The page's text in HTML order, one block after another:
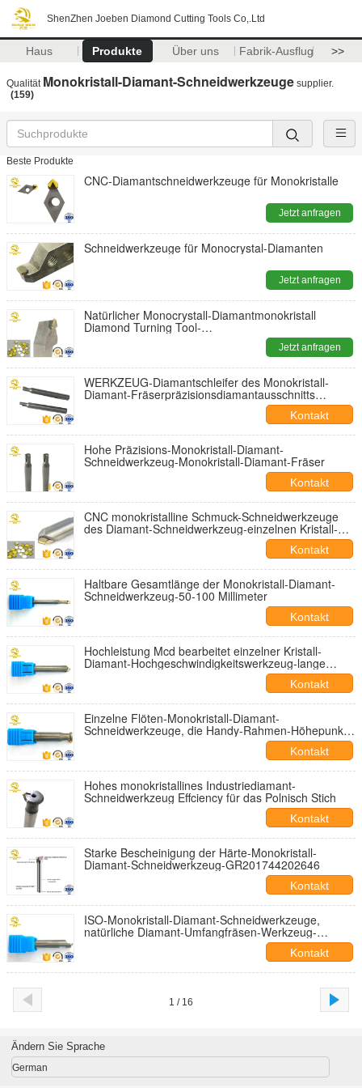
ShenZhen Joeben Diamond Cutting Tools Co,.Ltd
Haus Produkte Über uns Fabrik-Ausflug >>
Qualität Monokristall-Diamant-Schneidwerkzeuge supplier.
(159)
Beste Produkte
CNC-Diamantschneidwerkzeuge für Monokristalle
Jetzt anfragen
Schneidwerkzeuge für Monocrystal-Diamanten
Jetzt anfragen
Natürlicher Monocrystall-Diamantmonokristall
Diamond Turning Tool-
PrägewerkzeugmaschinenhöhepunkteJetzt anfragen
WERKZEUG-Diamantschleifer des Monokristall-
Diamant-Fräserpräzisionsdiamantausschnitts
Kontakt
Hohe Präzisions-Monokristall-Diamant-
Schneidwerkzeug-Monokristall-Diamant-Fräser
Kontakt
CNC monokristalline Schmuck-Schneidwerkzeuge
des Diamant-Schneidwerkzeug-einzelnen Kristall-
Kontakt
Haltbare Gesamtlänge der Monokristall-Diamant-
Schneidwerkzeug-50-100 Millimeter
Kontakt
Hochleistung Mcd bearbeitet einzelner Kristall-
Diamant-Hochgeschwindigkeitswerkzeug-lange
Kontakt
Einzelne Flöten-Monokristall-Diamant-
Schneidwerkzeuge, die Handy-Rahmen-Höhepunkt-
Kontakt
Hohes monokristallines Industriediamant-
Schneidwerkzeug Effciency für das Polnisch Stich
Kontakt
Starke Bescheinigung der Härte-Monokristall-
Diamant-Schneidwerkzeug-GR201744202646
Kontakt
ISO-Monokristall-Diamant-Schneidwerkzeuge,
natürliche Diamant-Umfangfräsen-Werkzeug-
Kontakt
1 / 16
Ändern Sie Sprache
German